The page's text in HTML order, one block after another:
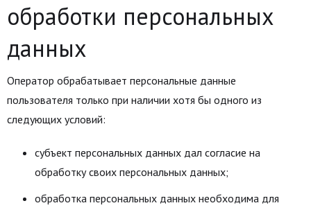
обработки персональных
данных
Оператор обрабатывает персональные данные
пользователя только при наличии хотя бы одного из
следующих условий:
субъект персональных данных дал согласие на
обработку своих персональных данных;
обработка персональных данных необходима для